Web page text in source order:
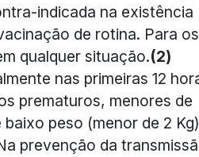
indicada na existência
de rotina. Para os
qualquer situação.(2)
nas primeiras 12
prematuros, menores de
peso (menor de 2
prevenção da